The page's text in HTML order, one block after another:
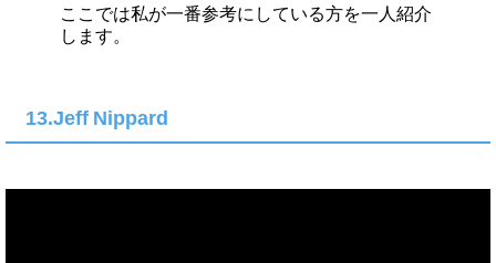
ここでは私が一番参考にしている方を一人紹介
します。
13.Jeff Nippard